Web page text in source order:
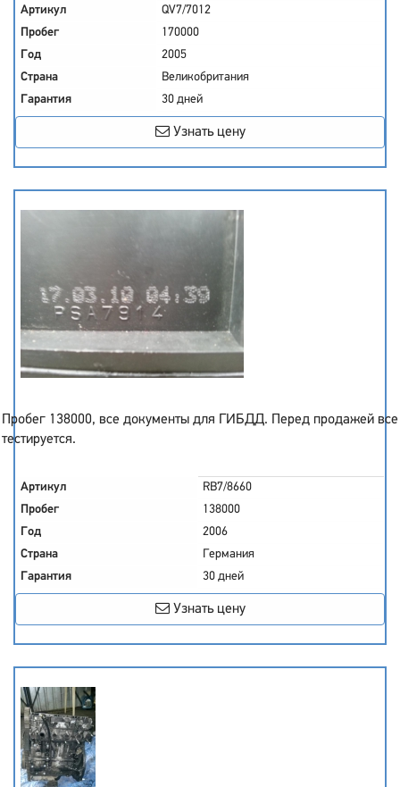
Артикул
QV7/7012
Пробег
170000
Год
2005
Страна
Великобритания
Гарантия
30 дней
Узнать цену
Пробег 138000, все документы для ГИБДД. Перед продажей все
тестируется.
Артикул
RB7/8660
Пробег
138000
Год
2006
Страна
Германия
Гарантия
30 дней
Узнать цену